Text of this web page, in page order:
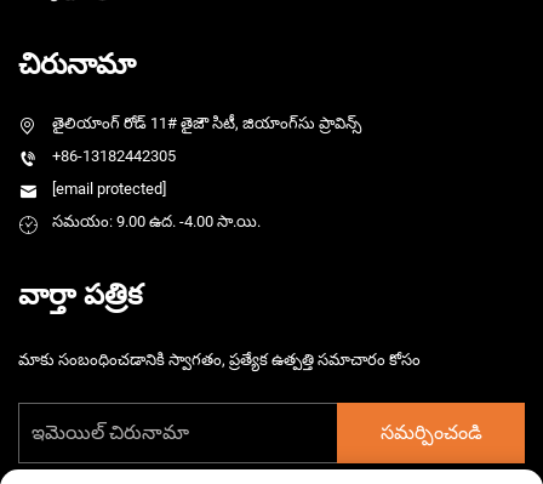
చిరునామా
తైలియాంగ్ రోడ్ 11# తైజౌ సిటీ, జియాంగ్‌సు ప్రావిన్స్
+86-13182442305
[email protected]
సమయం: 9.00 ఉద. -4.00 సా.యి.
వార్తా పత్రిక
మాకు సంబంధించడానికి స్వాగతం, ప్రత్యేక ఉత్పత్తి సమాచారం కోసం
సమర్పించండి